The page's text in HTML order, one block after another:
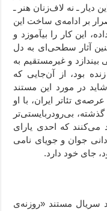
ـ نه لاف‌زنان هنر ـ
بر ادامه‌ی ساخت این
این کار را بیآموزد و
آثار سطحی‌ای به دل
و غیرمستقیم به
بود،‌ از آن‌جایی که
در مورد این مستند
تئاتر ایران، با او
بی‌رودربایستی‌تر
می‌کنند که احدی یارای
جوان و جویای نامی
جای خود دارد.
سریال مستند «روزنه‌ی